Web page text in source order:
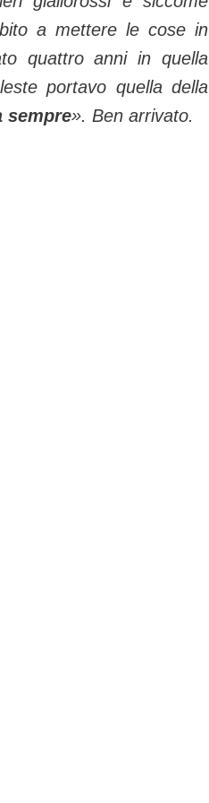
a mettere le cose in
quattro anni in quella
portavo quella della
sempre». Ben arrivato.